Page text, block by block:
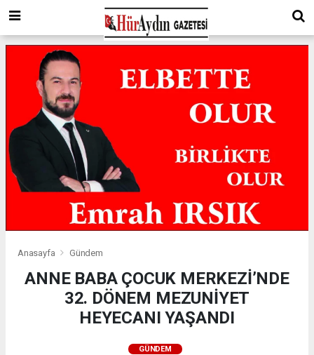
Anasayfa Gündem
ANNE BABA ÇOCUK MERKEZİ’NDE
32. DÖNEM MEZUNİYET
HEYECANI YAŞANDI
GÜNDEM